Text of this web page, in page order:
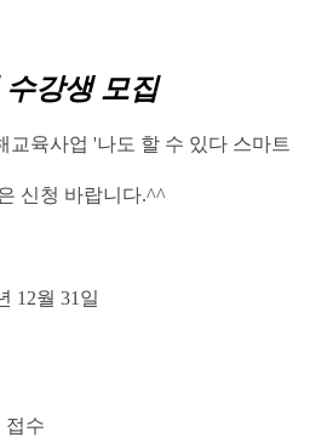
강생 모집
교육사업 '나도 할 수 있다 스마트
신청 바랍니다.^^
12월 31일
접수